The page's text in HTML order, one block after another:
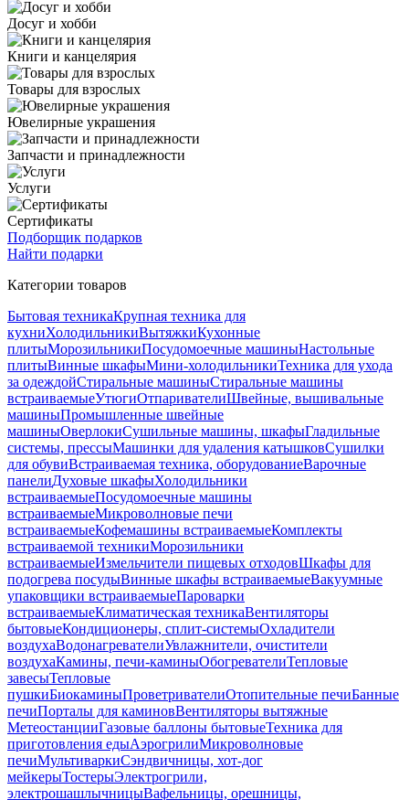
Досуг и хобби
Книги и канцелярия
Товары для взрослых
Ювелирные украшения
Запчасти и принадлежности
Услуги
Сертификаты
Подборщик подарков
Найти подарки
Категории товаров
Бытовая техникаКрупная техника для
кухниХолодильникиВытяжкиКухонные
плитыМорозильникиПосудомоечные машиныНастольные
плитыВинные шкафыМини-холодильникиТехника для ухода
за одеждойСтиральные машиныСтиральные машины
встраиваемыеУтюгиОтпаривателиШвейные, вышивальные
машиныПромышленные швейные
машиныОверлокиСушильные машины, шкафыГладильные
системы, прессыМашинки для удаления катышковСушилки
для обувиВстраиваемая техника, оборудованиеВарочные
панелиДуховые шкафыХолодильники
встраиваемыеПосудомоечные машины
встраиваемыеМикроволновые печи
встраиваемыеКофемашины встраиваемыеКомплекты
встраиваемой техникиМорозильники
встраиваемыеИзмельчители пищевых отходовШкафы для
подогрева посудыВинные шкафы встраиваемыеВакуумные
упаковщики встраиваемыеПароварки
встраиваемыеКлиматическая техникаВентиляторы
бытовыеКондиционеры, сплит-системыОхладители
воздухаВодонагревателиУвлажнители, очистители
воздухаКамины, печи-каминыОбогревателиТепловые
завесыТепловые
пушкиБиокаминыПроветривателиОтопительные печиБанные
печиПорталы для каминовВентиляторы вытяжные
МетеостанцииГазовые баллоны бытовыеТехника для
приготовления едыАэрогрилиМикроволновые
печиМультиваркиСэндвичницы, хот-дог
мейкерыТостерыЭлектрогрили,
электрошашлычницыВафельницы, орешницы,